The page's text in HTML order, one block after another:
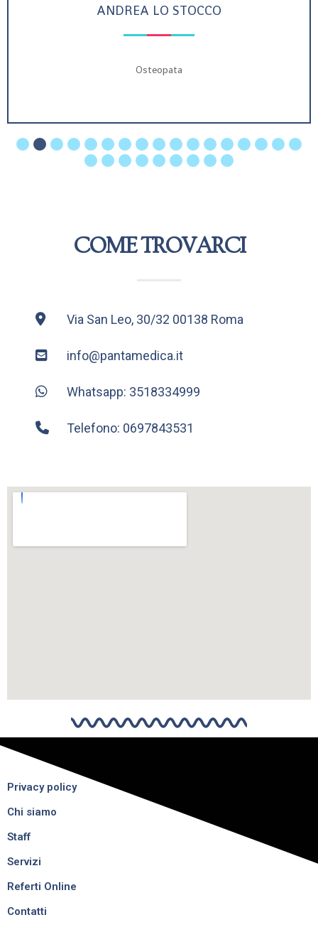
ANDREA LO STOCCO
Osteopata
COME TROVARCI
Via San Leo, 30/32 00138 Roma
info@pantamedica.it
Whatsapp: 3518334999
Telefono: 0697843531
Privacy policy
Chi siamo
Staff
Servizi
Referti Online
Contatti